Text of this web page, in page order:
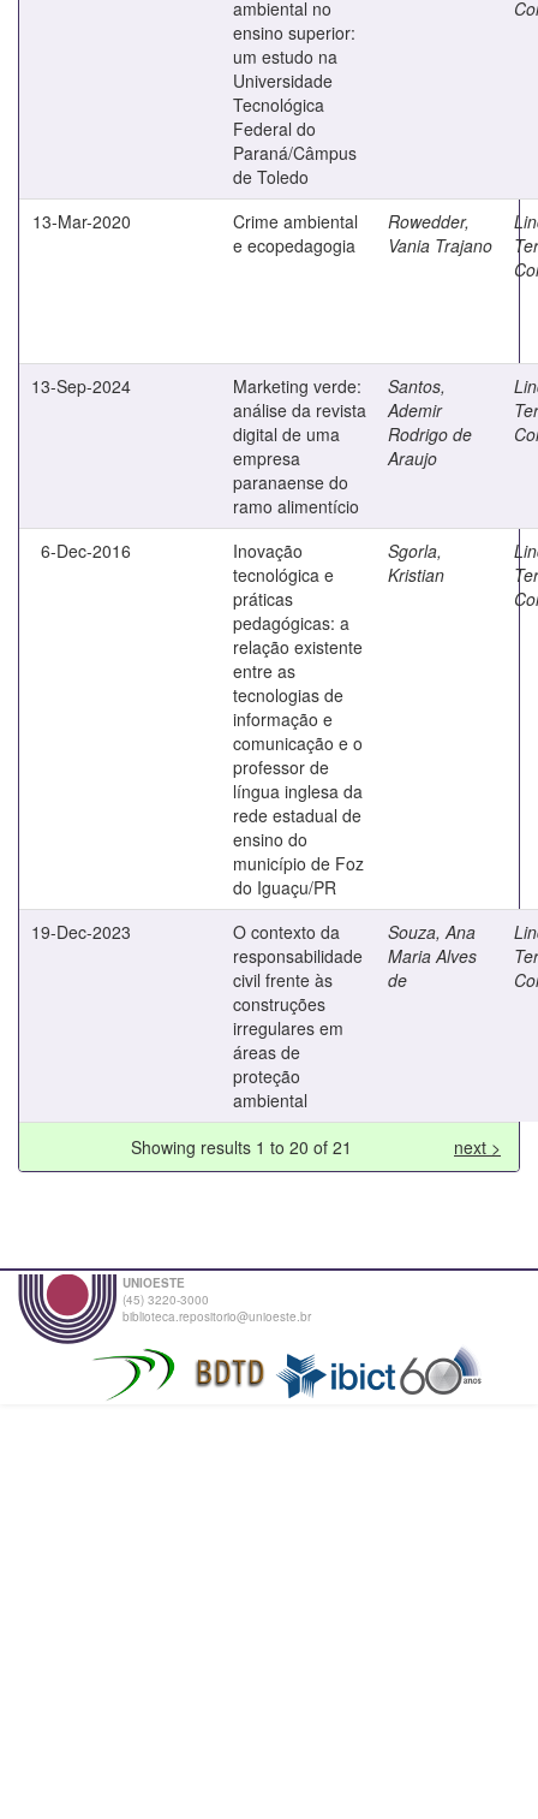
ambiental no
ensino superior:
um estudo na
Universidade
Tecnológica
Federal do
Paraná/Câmpus
de Toledo
13-Mar-2020
Crime ambiental
e ecopedagogia
Rowedder,
Vania Trajano
13-Sep-2024
Marketing verde:
análise da revista
digital de uma
empresa
paranaense do
ramo alimentício
Santos,
Ademir
Rodrigo de
Araujo
6-Dec-2016
Inovação
tecnológica e
práticas
pedagógicas: a
relação existente
entre as
tecnologias de
informação e
comunicação e o
professor de
língua inglesa da
rede estadual de
ensino do
município de Foz
do Iguaçu/PR
Sgorla,
Kristian
19-Dec-2023
O contexto da
responsabilidade
civil frente às
construções
irregulares em
áreas de
proteção
ambiental
Souza, Ana
Maria Alves
de
Showing results 1 to 20 of 21 next >
UNIOESTE
(45) 3220-3000
biblioteca.repositorio@unioeste.br